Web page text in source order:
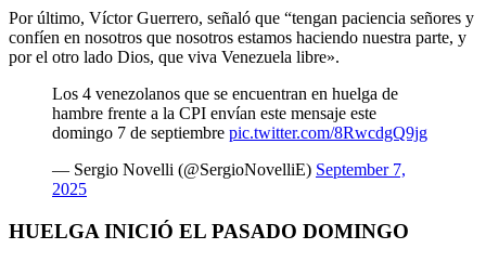
Por último, Víctor Guerrero, señaló que “tengan paciencia señores y
confíen en nosotros que nosotros estamos haciendo nuestra parte, y
por el otro lado Dios, que viva Venezuela libre».
Los 4 venezolanos que se encuentran en huelga de
hambre frente a la CPI envían este mensaje este
domingo 7 de septiembre pic.twitter.com/8RwcdgQ9jg
— Sergio Novelli (@SergioNovelliE) September 7,
2025
HUELGA INICIÓ EL PASADO DOMINGO